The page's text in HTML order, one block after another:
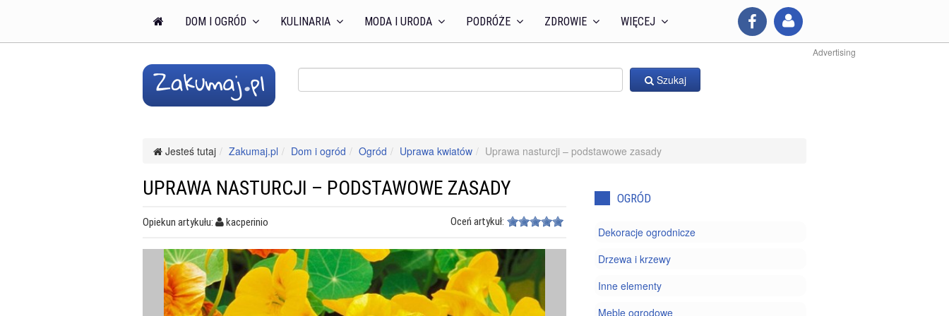
DOM I OGRÓD KULINARIA MODA I URODA PODRÓŻE ZDROWIE WIĘCEJ
Advertising
Szukaj
Jesteś tutaj Zakumaj.pl Dom i ogród Ogród Uprawa kwiatów Uprawa nasturcji – podstawowe zasady
UPRAWA NASTURCJI – PODSTAWOWE ZASADY
Opiekun artykułu: kacperinio Oceń artykuł:
OGRÓD
Dekoracje ogrodnicze
Drzewa i krzewy
Inne elementy
Meble ogrodowe